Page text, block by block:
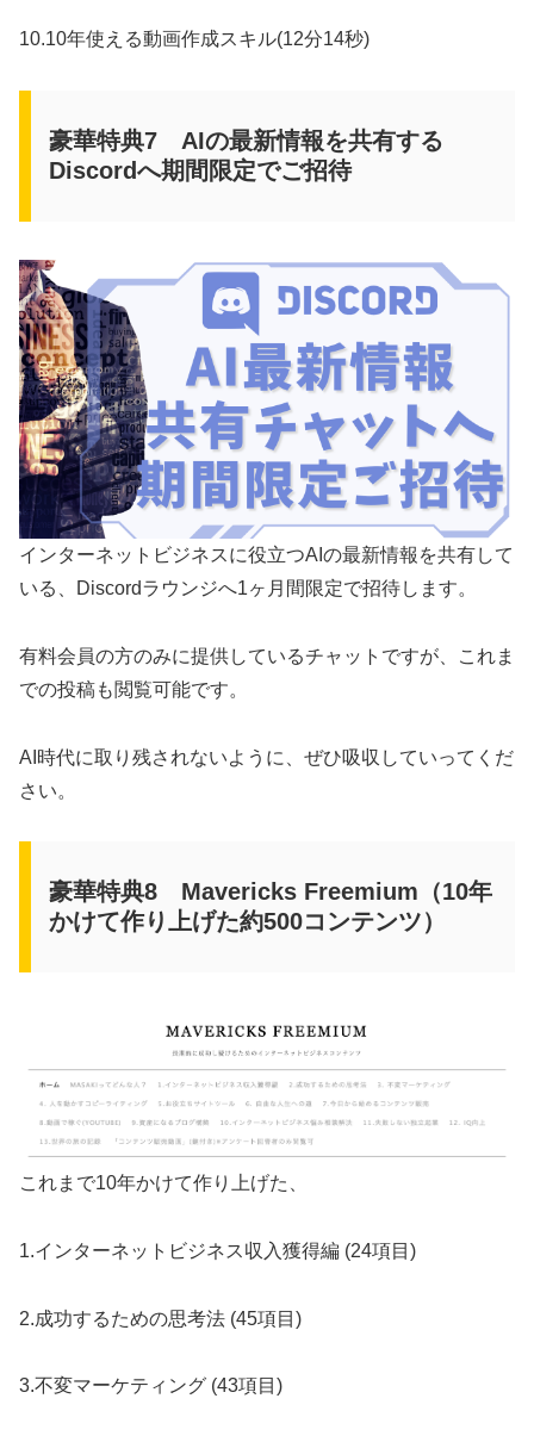
10.10年使える動画作成スキル(12分14秒)
豪華特典7 AIの最新情報を共有する
Discordへ期間限定でご招待
インターネットビジネスに役立つAIの最新情報を共有して
いる、Discordラウンジへ1ヶ月間限定で招待します。
有料会員の方のみに提供しているチャットですが、これま
での投稿も閲覧可能です。
AI時代に取り残されないように、ぜひ吸収していってくだ
さい。
豪華特典8 Mavericks Freemium（10年
かけて作り上げた約500コンテンツ）
これまで10年かけて作り上げた、
1.インターネットビジネス収入獲得編 (24項目)
2.成功するための思考法 (45項目)
3.不変マーケティング (43項目)